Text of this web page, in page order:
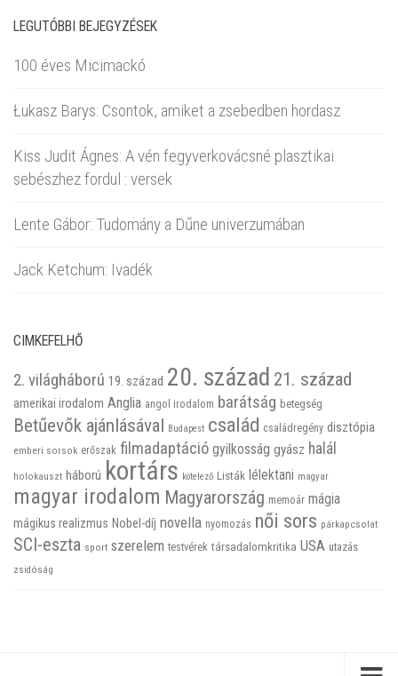
LEGUTÓBBI BEJEGYZÉSEK
100 éves Micimackó
Łukasz Barys: Csontok, amiket a zsebedben hordasz
Kiss Judit Ágnes: A vén fegyverkovácsné plasztikai
sebészhez fordul : versek
Lente Gábor: Tudomány a Dűne univerzumában
Jack Ketchum: Ivadék
CIMKEFELHŐ
2. világháború 19. század 20. század 21. század
amerikai irodalom Anglia angol irodalom barátság betegség
Betűevők ajánlásával Budapest család családregény disztópia
emberi sorsok erőszak filmadaptáció gyilkosság gyász halál
holokauszt háború kortárs kötelező Listák lélektani magyar
magyar irodalom Magyarország memoár mágia
mágikus realizmus Nobel-díj novella nyomozás női sors párkapcsolat
SCI-eszta sport szerelem testvérek társadalomkritika USA utazás
zsidóság